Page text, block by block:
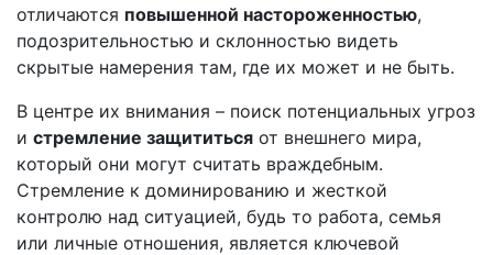
отличаются повышенной настороженностью,
подозрительностью и склонностью видеть
скрытые намерения там, где их может и не быть.
В центре их внимания – поиск потенциальных угроз
и стремление защититься от внешнего мира,
который они могут считать враждебным.
Стремление к доминированию и жесткой
контролю над ситуацией, будь то работа, семья
или личные отношения, является ключевой